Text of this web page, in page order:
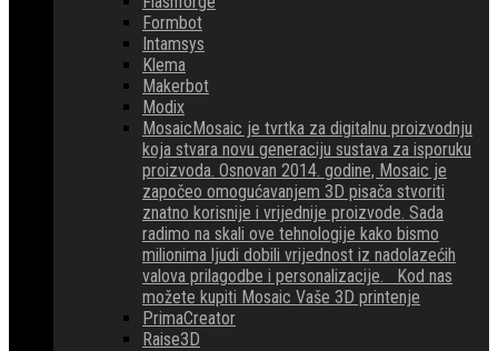
Formbot
Intamsys
Klema
Makerbot
Modix
MosaicMosaic je tvrtka za digitalnu proizvodnju
koja stvara novu generaciju sustava za isporuku
proizvoda. Osnovan 2014. godine, Mosaic je
započeo omogućavanjem 3D pisača stvoriti
znatno korisnije i vrijednije proizvode. Sada
radimo na skali ove tehnologije kako bismo
milionima ljudi dobili vrijednost iz nadolazećih
valova prilagodbe i personalizacije. Kod nas
možete kupiti Mosaic Vaše 3D printenje
PrimaCreator
Raise3D